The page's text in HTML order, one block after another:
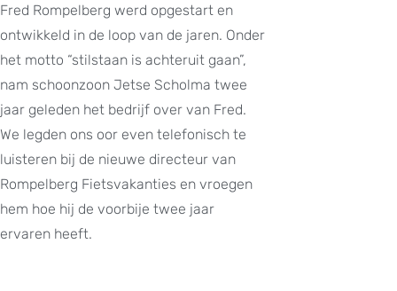
Fred Rompelberg werd opgestart en
ontwikkeld in de loop van de jaren. Onder
het motto “stilstaan is achteruit gaan”,
nam schoonzoon Jetse Scholma twee
jaar geleden het bedrijf over van Fred.
We legden ons oor even telefonisch te
luisteren bij de nieuwe directeur van
Rompelberg Fietsvakanties en vroegen
hem hoe hij de voorbije twee jaar
ervaren heeft.